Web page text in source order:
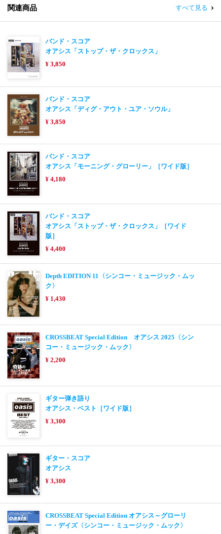
関連商品 すべて見る
バンド・スコア
オアシス「ストップ・ザ・クロックス」
¥ 3,850
バンド・スコア
オアシス「ディグ・アウト・ユア・ソウル」
¥ 3,850
バンド・スコア
オアシス「モーニング・グローリー」［ワイド版］
¥ 4,180
バンド・スコア
オアシス「ストップ・ザ・クロックス」［ワイド
版］
¥ 4,400
Depth EDITION 11〈シンコー・ミュージック・ムッ
ク〉
¥ 1,430
CROSSBEAT Special Edition オアシス 2025〈シン
コー・ミュージック・ムック〉
¥ 2,200
ギター弾き語り
オアシス・ベスト［ワイド版］
¥ 3,300
ギター・スコア
オアシス
¥ 3,300
CROSSBEAT Special Edition オアシス～グローリ
ー・デイズ〈シンコー・ミュージック・ムック〉